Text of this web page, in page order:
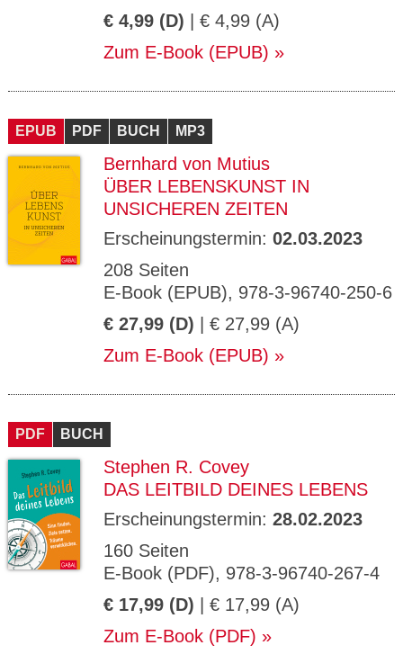
€ 4,99 (D) | € 4,99 (A)
Zum E-Book (EPUB)
EPUB PDF BUCH MP3
Bernhard von Mutius
ÜBER LEBENSKUNST IN
UNSICHEREN ZEITEN
Erscheinungstermin: 02.03.2023
208 Seiten
E-Book (EPUB), 978-3-96740-250-6
€ 27,99 (D) | € 27,99 (A)
Zum E-Book (EPUB)
PDF BUCH
Stephen R. Covey
DAS LEITBILD DEINES LEBENS
Erscheinungstermin: 28.02.2023
160 Seiten
E-Book (PDF), 978-3-96740-267-4
€ 17,99 (D) | € 17,99 (A)
Zum E-Book (PDF)